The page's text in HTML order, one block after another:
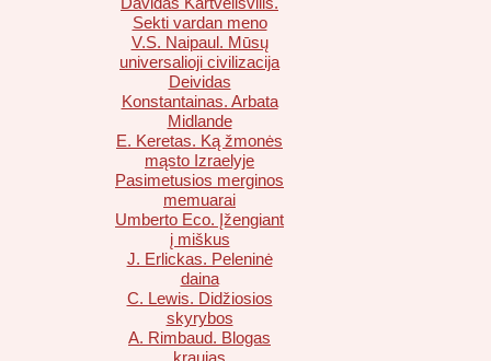
Sekti vardan meno
V.S. Naipaul. Mūsų
universalioji civilizacija
Deividas
Konstantainas. Arbata
Midlande
E. Keretas. Ką žmonės
mąsto Izraelyje
Pasimetusios merginos
memuarai
Umberto Eco. Įžengiant
į miškus
J. Erlickas. Peleninė
daina
C. Lewis. Didžiosios
skyrybos
A. Rimbaud. Blogas
kraujas